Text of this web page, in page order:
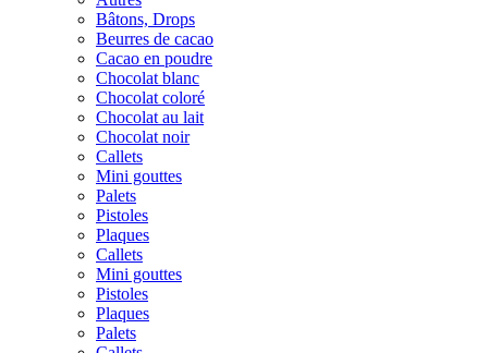
Bâtons, Drops
Beurres de cacao
Cacao en poudre
Chocolat blanc
Chocolat coloré
Chocolat au lait
Chocolat noir
Callets
Mini gouttes
Palets
Pistoles
Plaques
Callets
Mini gouttes
Pistoles
Plaques
Palets